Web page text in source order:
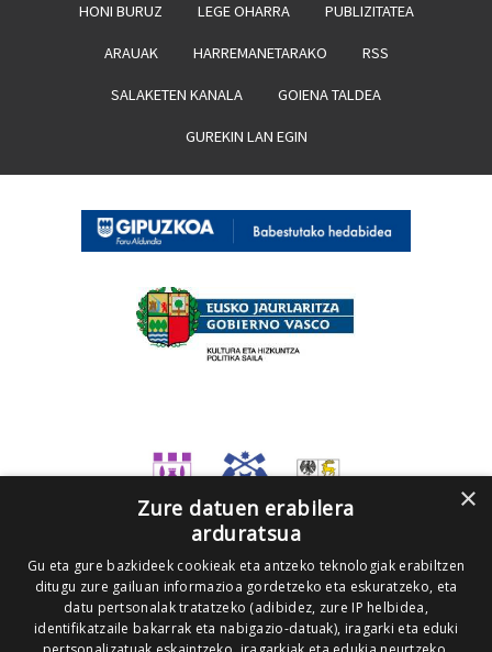
HONI BURUZ LEGE OHARRA PUBLIZITATEA
ARAUAK HARREMANETARAKO RSS
SALAKETEN KANALA GOIENA TALDEA
GUREKIN LAN EGIN
×
Zure datuen erabilera
arduratsua
Gu eta gure bazkideek cookieak eta antzeko teknologiak erabiltzen
ditugu zure gailuan informazioa gordetzeko eta eskuratzeko, eta
datu pertsonalak tratatzeko (adibidez, zure IP helbidea,
identifikatzaile bakarrak eta nabigazio-datuak), iragarki eta eduki